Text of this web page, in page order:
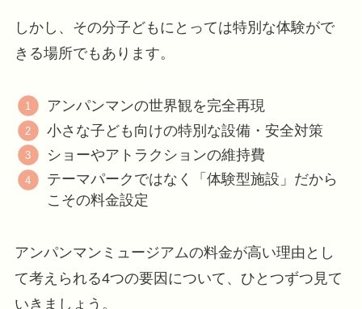
しかし、その分子どもにとっては特別な体験がで
きる場所でもあります。
アンパンマンの世界観を完全再現
小さな子ども向けの特別な設備・安全対策
ショーやアトラクションの維持費
テーマパークではなく「体験型施設」だから
こその料金設定
アンパンマンミュージアムの料金が高い理由とし
て考えられる4つの要因について、ひとつずつ見て
いきましょう。